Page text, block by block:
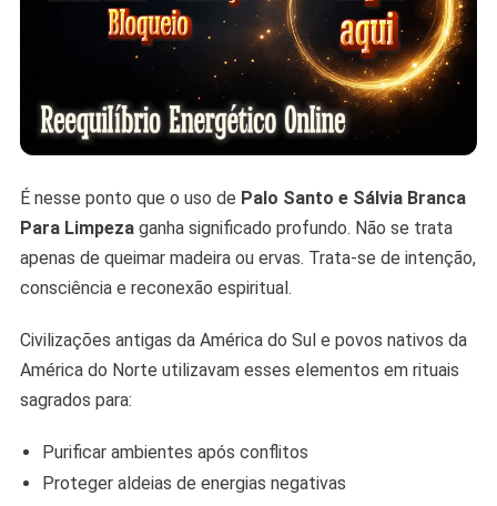
É nesse ponto que o uso de Palo Santo e Sálvia Branca
Para Limpeza ganha significado profundo. Não se trata
apenas de queimar madeira ou ervas. Trata-se de intenção,
consciência e reconexão espiritual.
Civilizações antigas da América do Sul e povos nativos da
América do Norte utilizavam esses elementos em rituais
sagrados para:
Purificar ambientes após conflitos
Proteger aldeias de energias negativas